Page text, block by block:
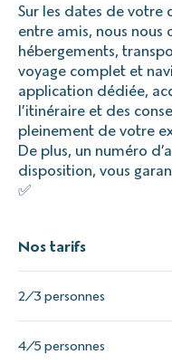
Sur les dates de votre
entre amis, nous nous
hébergements,
voyage complet et
application dédiée,
l’itinéraire et des
pleinement de votre
De plus, un numéro
disposition, vous
✅
Nos tarifs
2/3 personnes
4/5 personnes